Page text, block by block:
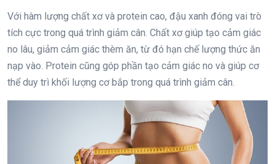
Với hàm lượng chất xơ và protein cao, đậu xanh đóng vai trò
tích cực trong quá trình giảm cân. Chất xơ giúp tạo cảm giác
no lâu, giảm cảm giác thèm ăn, từ đó hạn chế lượng thức ăn
nạp vào. Protein cũng góp phần tạo cảm giác no và giúp cơ
thể duy trì khối lượng cơ bắp trong quá trình giảm cân.